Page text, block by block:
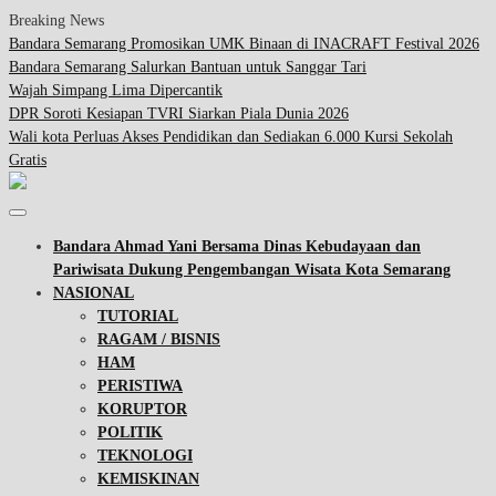
Breaking News
Bandara Semarang Promosikan UMK Binaan di INACRAFT Festival 2026
Bandara Semarang Salurkan Bantuan untuk Sanggar Tari
Wajah Simpang Lima Dipercantik
DPR Soroti Kesiapan TVRI Siarkan Piala Dunia 2026
Wali kota Perluas Akses Pendidikan dan Sediakan 6.000 Kursi Sekolah
Gratis
Bandara Ahmad Yani Bersama Dinas Kebudayaan dan
Pariwisata Dukung Pengembangan Wisata Kota Semarang
NASIONAL
TUTORIAL
RAGAM / BISNIS
HAM
PERISTIWA
KORUPTOR
POLITIK
TEKNOLOGI
KEMISKINAN